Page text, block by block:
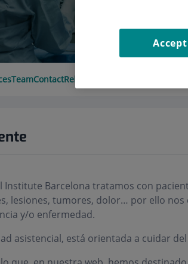
TeamContactRelevant details
Institute Barcelona tratamos con
lesiones, tumores, dolor… por ello
y/o enfermedad.
asistencial, está orientada a cuidar
Accept